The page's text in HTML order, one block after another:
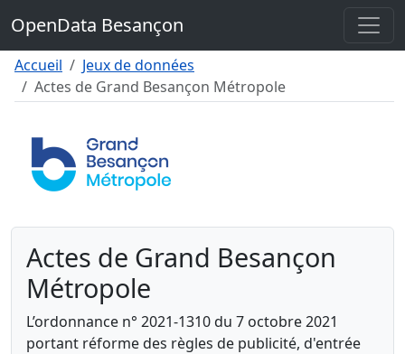
Menu
Pied de page
OpenData Besançon
Accueil
Jeux de données
Actes de Grand Besançon Métropole
Actes de Grand Besançon
Métropole
L’ordonnance n° 2021-1310 du 7 octobre 2021
portant réforme des règles de publicité, d'entrée